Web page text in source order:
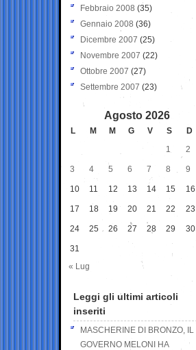
Febbraio 2008 (35)
Gennaio 2008 (36)
Dicembre 2007 (25)
Novembre 2007 (22)
Ottobre 2007 (27)
Settembre 2007 (23)
Agosto 2026
L M M G V S
D
1
2
3 4 5 6 7 8 9
10 11 12 13 14 15 16
17 18 19 20 21 22 23
24 25 26 27 28 29 30
31
« Lug
Leggi gli ultimi articoli
inseriti
MASCHERINE DI BRONZO, IL
GOVERNO MELONI HA